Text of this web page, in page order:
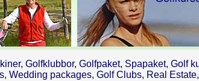
Golfklubbor, Golfpaket, Spapaket, Golf
Wedding packages, Golf Clubs, Real